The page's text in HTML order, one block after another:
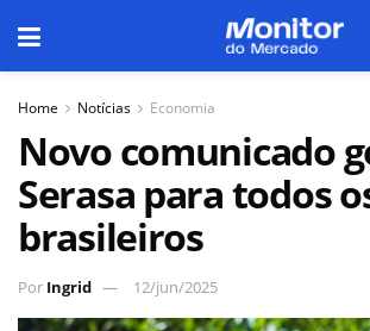
Home Notícias Economia
Novo comunicado
Serasa para todos
brasileiros
Por Ingrid 12/jun/2025